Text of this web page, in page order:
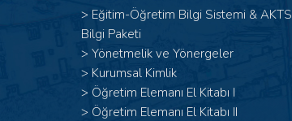
> Eğitim-Öğretim Bilgi Sistemi & AKTS
Bilgi Paketi
> Yönetmelik ve Yönergeler
> Kurumsal Kimlik
> Öğretim Elemanı El Kitabı I
> Öğretim Elemanı El Kitabı II